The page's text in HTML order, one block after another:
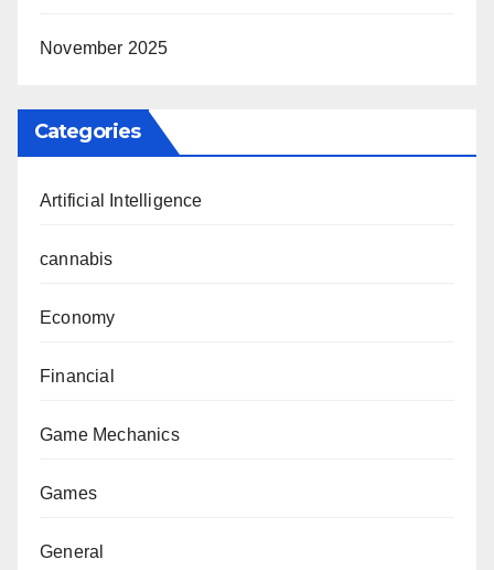
November 2025
Categories
Artificial Intelligence
cannabis
Economy
Financial
Game Mechanics
Games
General